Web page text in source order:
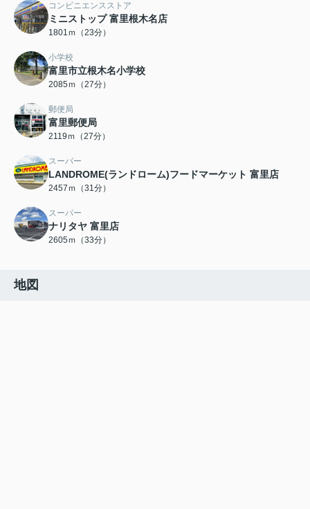
コンビニエンスストア
ミニストップ 富里根木名店
1801ｍ（23分）
小学校
富里市立根木名小学校
2085ｍ（27分）
郵便局
富里郵便局
2119ｍ（27分）
スーパー
LANDROME(ランドローム)フードマーケット 富里店
2457ｍ（31分）
スーパー
ナリタヤ 富里店
2605ｍ（33分）
地図